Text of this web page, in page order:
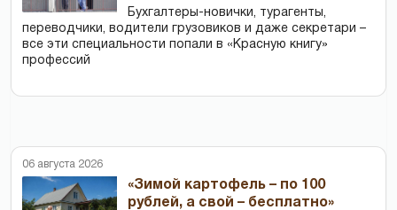
Бухгалтеры-новички, тур­агенты,
переводчики, водители грузовиков и даже секретари –
все эти специальности попали в «Красную книгу»
профессий
06 августа 2026
«Зимой картофель – по 100
рублей, а свой – бесплатно»